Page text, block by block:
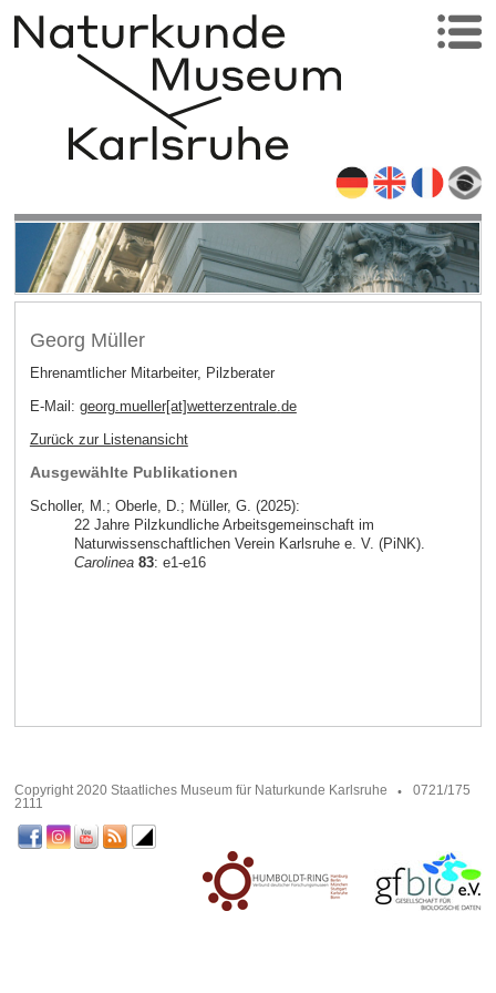
Georg Müller
Ehrenamtlicher Mitarbeiter, Pilzberater
E-Mail: georg.mueller[at]wetterzentrale.de
Zurück zur Listenansicht
Ausgewählte Publikationen
Scholler, M.; Oberle, D.; Müller, G. (2025):
22 Jahre Pilzkundliche Arbeitsgemeinschaft im
Naturwissenschaftlichen Verein Karlsruhe e. V. (PiNK).
Carolinea 83: e1-e16
Copyright 2020 Staatliches Museum für Naturkunde Karlsruhe
0721/175
2111